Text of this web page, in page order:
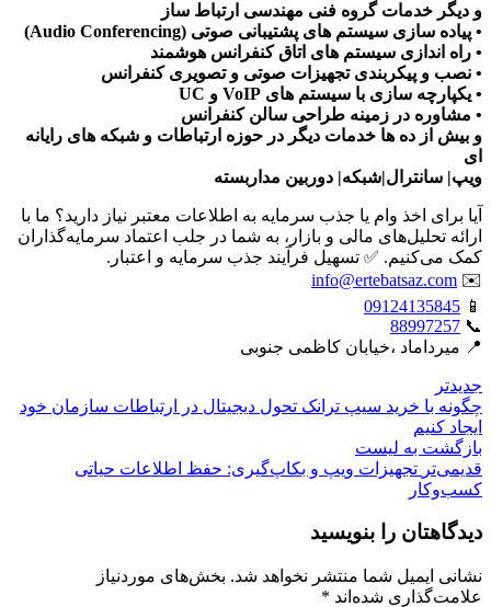
و دیگر خدمات گروه فنی مهندسی ارتباط ساز
• پیاده سازی سیستم های پشتیبانی صوتی (Audio Conferencing)
• راه اندازی سیستم های اتاق کنفرانس هوشمند
• نصب و پیکربندی تجهیزات صوتی و تصویری کنفرانس
• یکپارچه سازی با سیستم های VoIP و UC
• مشاوره در زمینه طراحی سالن کنفرانس
و بیش از ده ها خدمات دیگر در حوزه ارتباطات و شبکه های رایانه
ای
ویپ| سانترال|شبکه| دوربین مداربسته
آیا برای اخذ وام یا جذب سرمایه به اطلاعات معتبر نیاز دارید؟ ما با
ارائه تحلیل‌های مالی و بازار، به شما در جلب اعتماد سرمایه‌گذاران
کمک می‌کنیم. ✅ تسهیل فرآیند جذب سرمایه و اعتبار.
✉️
info@ertebatsaz.com
📱
09124135845
📞
88997257
📍 میرداماد ،خیابان کاظمی جنوبی
جدیدتر
چگونه با خرید سیپ ترانک تحول دیجیتال در ارتباطات سازمان خود
ایجاد کنیم
بازگشت بە لیست
قدیمی‌تر تجهیزات ویپ و بکاپ‌گیری: حفظ اطلاعات حیاتی
کسب‌وکار
دیدگاهتان را بنویسید
نشانی ایمیل شما منتشر نخواهد شد. بخش‌های موردنیاز
علامت‌گذاری شده‌اند *